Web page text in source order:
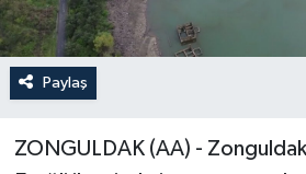
Paylaş
ZONGULDAK (AA) -